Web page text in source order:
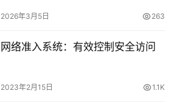
2026年3月5日 263
网络准入系统：有效控制安全访问
2023年2月15日 1.1K